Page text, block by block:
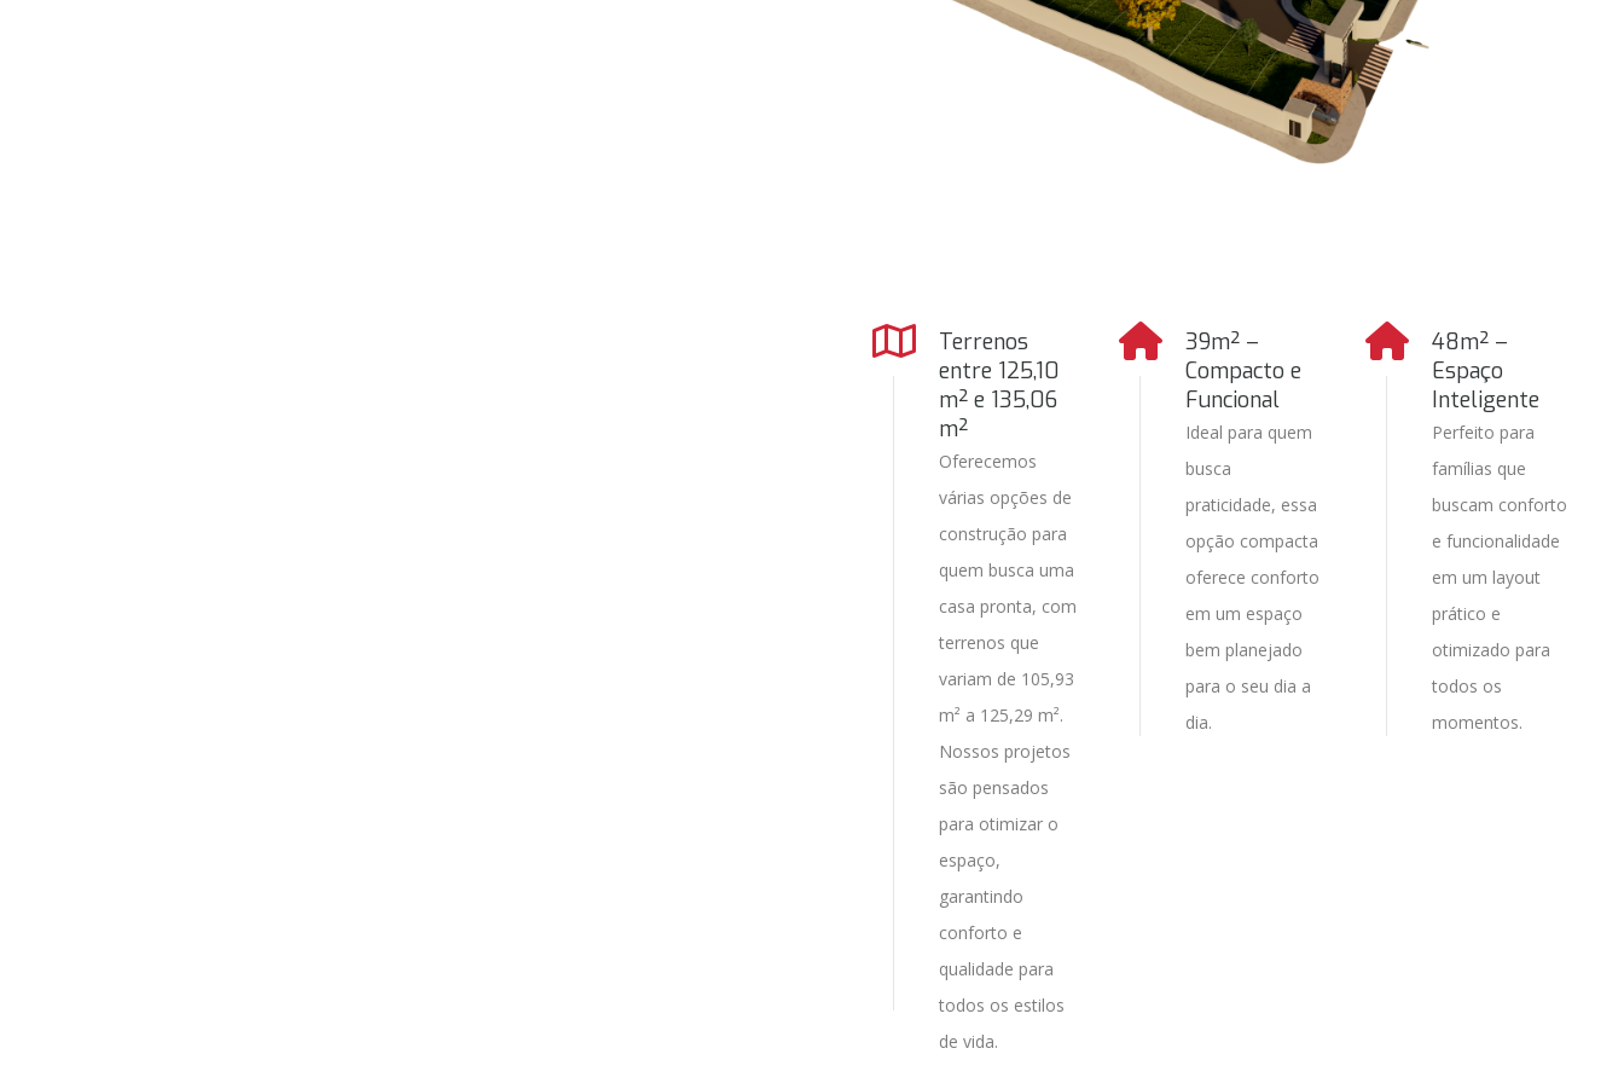
Terrenos
entre 125,10
m² e 135,06
m²
Oferecemos
várias opções de
construção para
quem busca uma
casa pronta, com
terrenos que
variam de 105,93
m² a 125,29 m².
Nossos projetos
são pensados
para otimizar o
espaço,
garantindo
conforto e
qualidade para
todos os estilos
de vida.
39m² –
Compacto e
Funcional
Ideal para quem
busca
praticidade, essa
opção compacta
oferece conforto
em um espaço
bem planejado
para o seu dia a
dia.
48m² –
Espaço
Inteligente
Perfeito para
famílias que
buscam conforto
e funcionalidade
em um layout
prático e
otimizado para
todos os
momentos.